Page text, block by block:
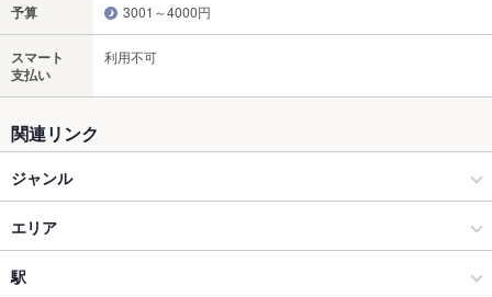
予算 3001～4000円
スマート
支払い
利用不可
関連リンク
ジャンル
居酒屋
和風
エリア
三宮
駅